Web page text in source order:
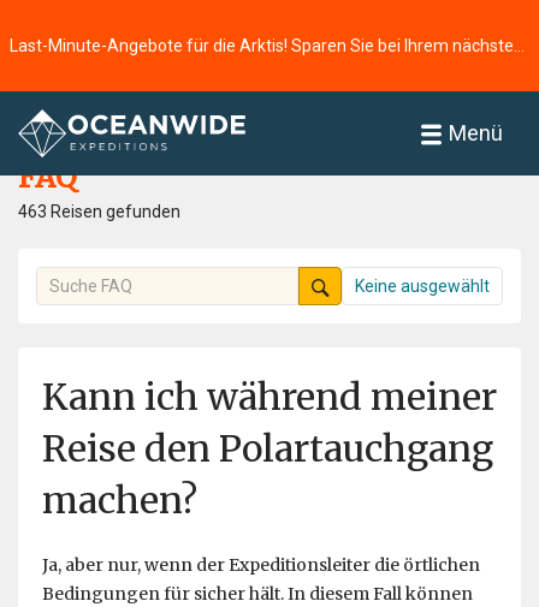
Menü
Startseite
FAQ
463 Reisen gefunden
Keine ausgewählt
Kann ich während meiner
Reise den Polartauchgang
machen?
Ja, aber nur, wenn der Expeditionsleiter die örtlichen
Bedingungen für sicher hält. In diesem Fall können